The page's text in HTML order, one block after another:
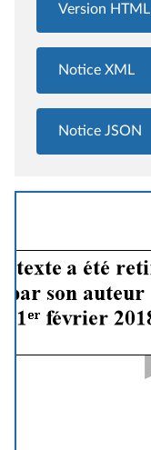
Version HTML
Notice XML
Notice JSON